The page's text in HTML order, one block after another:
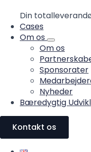
Din
Cases
Om os
Om os
Sponsorater
Nyheder
Bæredygtig
Kontakt os